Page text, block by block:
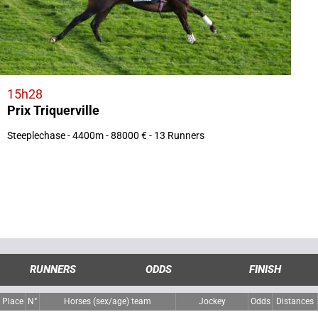
15h28
Prix Triquerville
Steeplechase - 4400m - 88000 € - 13 Runners
RUNNERS ODDS FINISH
Place N° Horses (sex/age) team Jockey Odds Distances